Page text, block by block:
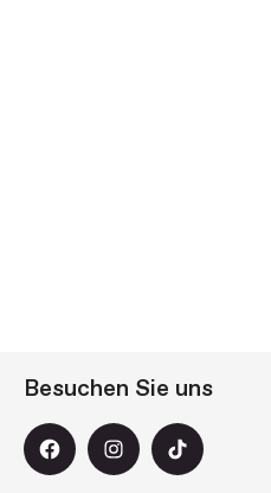
Besuchen Sie uns